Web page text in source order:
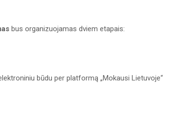
bus organizuojamas dviem etapais:
būdu per platformą „Mokausi Lietuvoje“